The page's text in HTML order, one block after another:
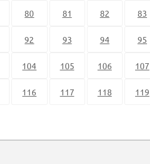
80 81 82 83
92 93 94 95
104 105 106 107
116 117 118 119